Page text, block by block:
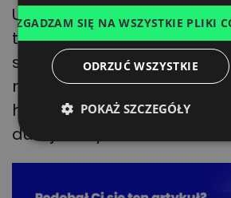
Używany jest do napędów
transporcie
szczególnie w Niemczech.
napędzane LNG emitują
hałasu niż standardowe
dużej mocy.
ZGADZAM SIĘ NA WSZYSTKIE PLIKI
ODRZUĆ WSZYSTKIE
POKAŻ SZCZEGÓŁY